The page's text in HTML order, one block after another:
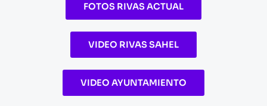
FOTOS RIVAS ACTUAL
VIDEO RIVAS SAHEL
VIDEO AYUNTAMIENTO